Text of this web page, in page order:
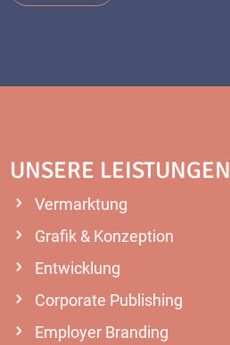
UNSERE LEISTUNGEN
Vermarktung
Grafik & Konzeption
Entwicklung
Corporate Publishing
Employer Branding